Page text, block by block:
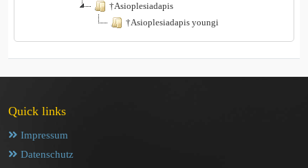
†Asioplesiadapis
†Asioplesiadapis youngi
Quick links
Impressum
Datenschutz